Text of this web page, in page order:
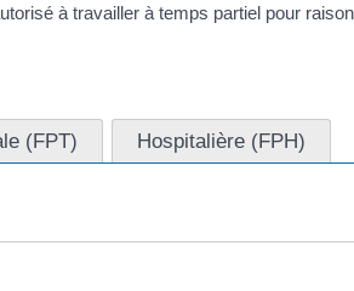
à travailler à temps partiel pour
(FPT) Hospitalière (FPH)